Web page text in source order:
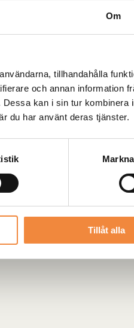
Om
tillhandahålla
och annan information
kan i sin tur kombinera
du har använt deras tjänster.
Tillåt alla
Kofångare
14 dagar:
produkt skickas direkt
fraktkostnad. Beräknad